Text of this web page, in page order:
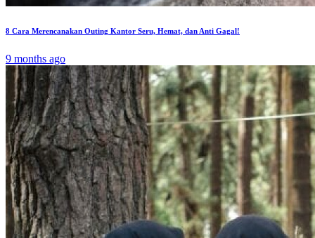
8 Cara Merencanakan Outing Kantor Seru, Hemat, dan Anti Gagal!
9 months ago